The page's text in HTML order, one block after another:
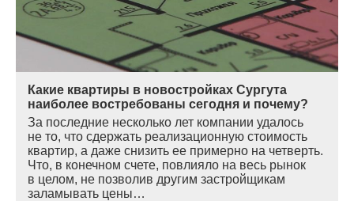
Какие квартиры в новостройках Сургута
наиболее востребованы сегодня и почему?
За последние несколько лет компании удалось
не то, что сдержать реализационную стоимость
квартир, а даже снизить ее примерно на четверть.
Что, в конечном счете, повлияло на весь рынок
в целом, не позволив другим застройщикам
заламывать цены…